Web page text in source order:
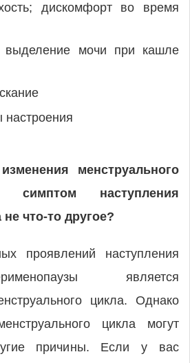
дискомфорт во время
выделение мочи при кашле
настроения
менструального
наступления
что-то другое?
проявлений наступления
является
цикла. Однако
цикла могут
причины. Если у вас